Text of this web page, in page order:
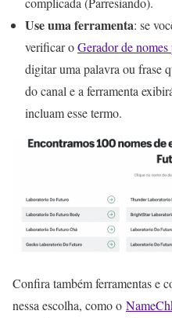
Use uma ferramenta: se
verificar oGerador de
digitar uma palavra ou frase
do canal e a ferramenta
incluam esse termo.
Confira também ferramentas e
nessa escolha, como o